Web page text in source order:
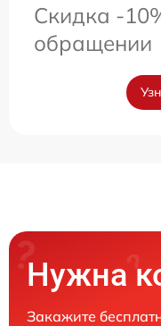
Скидка -
обращении
Нужна
Закажите